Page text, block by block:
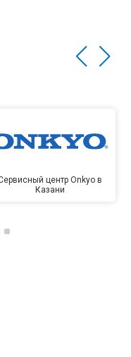
центр Onkyo в
Казани